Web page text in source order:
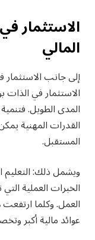
الاستثمار
المالي
إلى جانب الاستثمار
الاستثمار في الذات
المدى الطويل.
القدرات المهنية
المستقبل.
ويشمل ذلك:
الخبرات العملية
العمل. وكلما
عوائد مالية أكبر